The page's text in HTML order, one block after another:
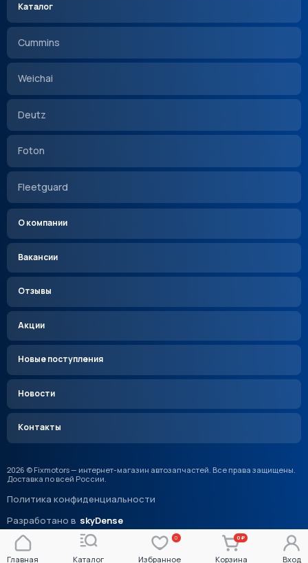
Главная Каталог
0
Избранное
0 ₽
Корзина Вход
Каталог
Cummins
Weichai
Deutz
Foton
Fleetguard
О компании
Вакансии
Отзывы
Акции
Новые поступления
Новости
Контакты
2026 © Fixmotors — интернет-магазин автозапчастей. Все права защищены.
Доставка по всей России.
Политика конфиденциальности
Разработано в skyDense